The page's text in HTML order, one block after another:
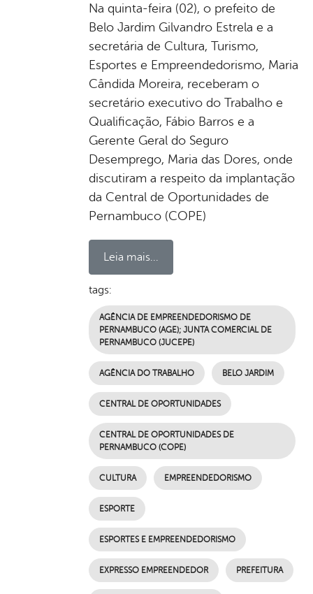
Na quinta-feira (02), o prefeito de
Belo Jardim Gilvandro Estrela e a
secretária de Cultura, Turismo,
Esportes e Empreendedorismo, Maria
Cândida Moreira, receberam o
secretário executivo do Trabalho e
Qualificação, Fábio Barros e a
Gerente Geral do Seguro
Desemprego, Maria das Dores, onde
discutiram a respeito da implantação
da Central de Oportunidades de
Pernambuco (COPE)
Leia mais...
tags:
AGÊNCIA DE EMPREENDEDORISMO DE
PERNAMBUCO (AGE); JUNTA COMERCIAL DE
PERNAMBUCO (JUCEPE)
AGÊNCIA DO TRABALHO BELO JARDIM
CENTRAL DE OPORTUNIDADES
CENTRAL DE OPORTUNIDADES DE
PERNAMBUCO (COPE)
CULTURA EMPREENDEDORISMO
ESPORTE
ESPORTES E EMPREENDEDORISMO
EXPRESSO EMPREENDEDOR PREFEITURA